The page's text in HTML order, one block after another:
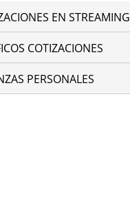
EN STREAMING
COTIZACIONES
PERSONALES